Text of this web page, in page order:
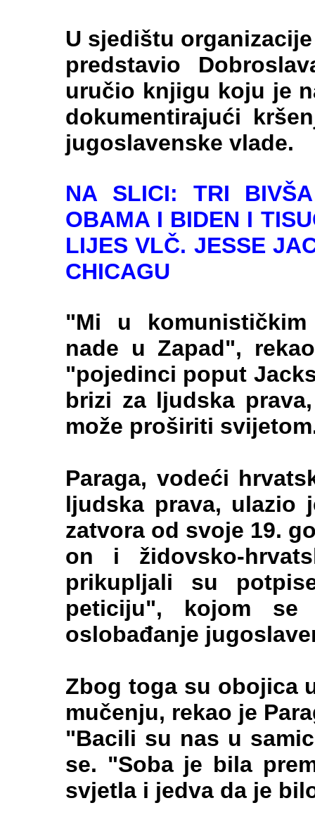
U sjedištu
predstavio
uručio knjigu koju je
dokumentirajući
jugoslavenske vlade.
NA SLICI: TRI BIVŠA
OBAMA I BIDEN I
LIJES VLČ. JESSE
CHICAGU
"Mi u komunističkim
nade u Zapad",
"pojedinci poput
brizi za ljudska
može proširiti
Paraga, vodeći
ljudska prava, ulazio
zatvora od svoje 19.
on i židovsko-
prikupljali su
peticiju", kojom
oslobađanje
Zbog toga su obojica
mučenju, rekao je
"Bacili su nas u
se. "Soba je bila
svjetla i jedva da je